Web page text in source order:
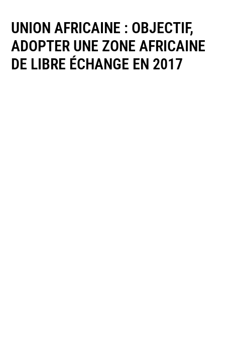
UNION AFRICAINE : OBJECTIF,
ADOPTER UNE ZONE AFRICAINE
DE LIBRE ÉCHANGE EN 2017